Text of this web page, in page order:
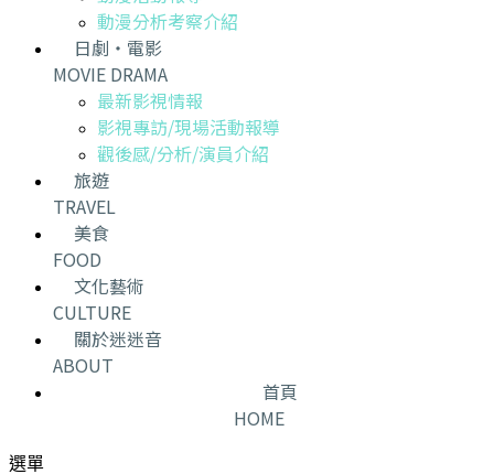
動漫分析考察介紹
日劇・電影
MOVIE DRAMA
最新影視情報
影視專訪/現場活動報導
觀後感/分析/演員介紹
旅遊
TRAVEL
美食
FOOD
文化藝術
CULTURE
關於迷迷音
ABOUT
首頁
HOME
選單